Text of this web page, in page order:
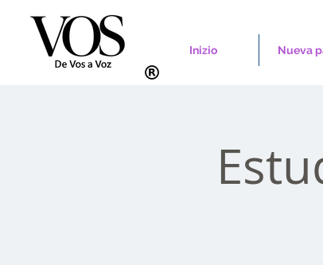
Inizio Nueva